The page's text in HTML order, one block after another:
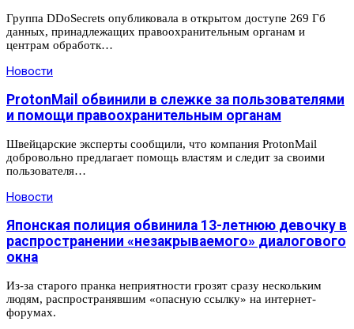
Группа DDoSecrets опубликовала в открытом доступе 269 Гб
данных, принадлежащих правоохранительным органам и
центрам обработк…
Новости
ProtonMail обвинили в слежке за пользователями
и помощи правоохранительным органам
Швейцарские эксперты сообщили, что компания ProtonMail
добровольно предлагает помощь властям и следит за своими
пользователя…
Новости
Японская полиция обвинила 13-летнюю девочку в
распространении «незакрываемого» диалогового
окна
Из-за старого пранка неприятности грозят сразу нескольким
людям, распространявшим «опасную ссылку» на интернет-
форумах.